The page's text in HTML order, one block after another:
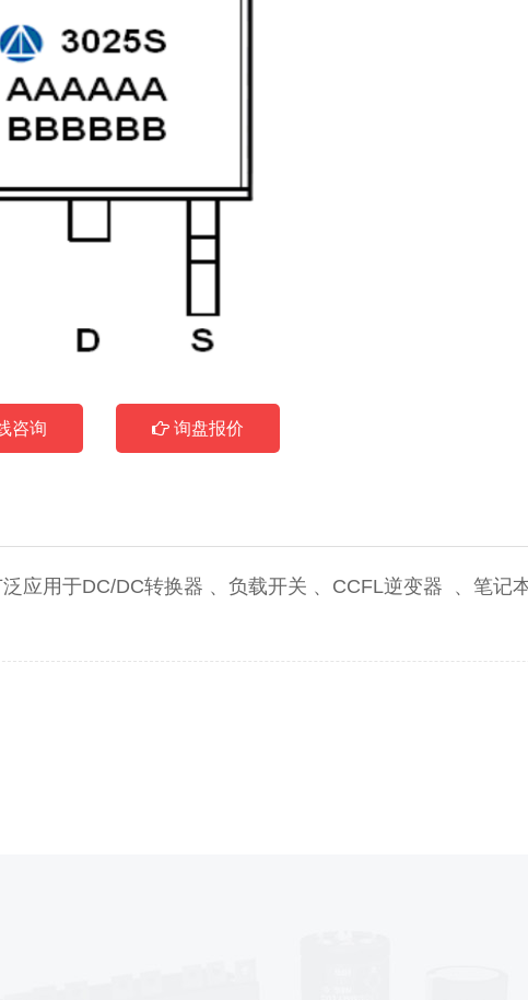
咨询 询盘报价
于DC/DC转换器 、负载开关 、CCFL逆变器 、笔记